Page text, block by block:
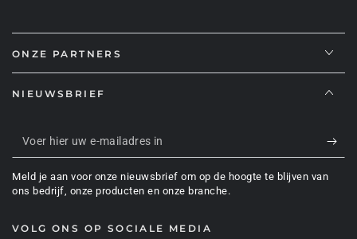
ONZE PARTNERS
NIEUWSBRIEF
Voer
hier
uw
Meld je aan voor onze nieuwsbrief om op de hoogte te blijven van
ons bedrijf, onze producten en onze branche.
VOLG ONS OP SOCIALE MEDIA